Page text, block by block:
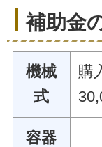
補助金
機械
式
購
容器